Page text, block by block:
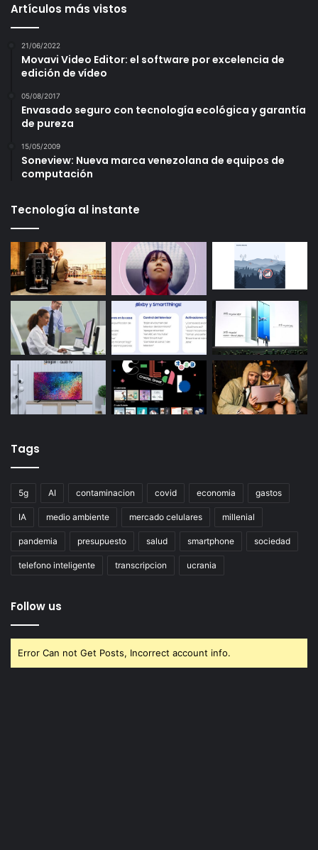
Artículos más vistos
21/06/2022
Movavi Video Editor: el software por excelencia de
edición de vídeo
05/08/2017
Envasado seguro con tecnología ecológica y garantía
de pureza
15/05/2009
Soneview: Nueva marca venezolana de equipos de
computación
Tecnología al instante
Tags
5g AI contaminacion covid economia gastos
IA medio ambiente mercado celulares millenial
pandemia presupuesto salud smartphone sociedad
telefono inteligente transcripcion ucrania
Follow us
Error Can not Get Posts, Incorrect account info.